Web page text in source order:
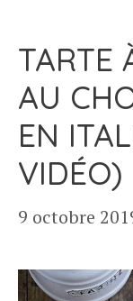
TARTE
AU
EN
VIDÉO)
9 octobre